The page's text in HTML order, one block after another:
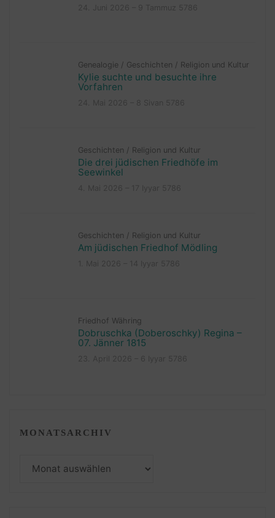
Genealogie / Geschichten / Religion und Kultur
Kylie suchte und besuchte ihre
Vorfahren
Geschichten / Religion und Kultur
Die drei jüdischen Friedhöfe im
Seewinkel
Geschichten / Religion und Kultur
Am jüdischen Friedhof Mödling
Friedhof Währing
Dobruschka (Doberoschky) Regina –
07. Jänner 1815
MONATSARCHIV
Monatsarchiv